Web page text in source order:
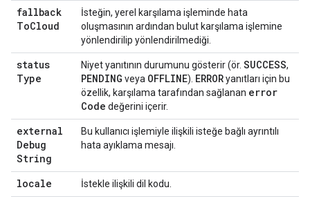
fallback
ToCloud
İsteğin, yerel karşılama işleminde hata
oluşmasının ardından bulut karşılama işlemine
yönlendirilip yönlendirilmediği.
status
Type
Niyet yanıtının durumunu gösterir (ör. SUCCESS,
PENDING veya OFFLINE). ERRORyanıtları için bu
özellik, karşılama tarafından sağlanan error
Code değerini içerir.
external
Debug
String
Bu kullanıcı işlemiyle ilişkili isteğe bağlı ayrıntılı
hata ayıklama mesajı.
locale İstekle ilişkili dil kodu.